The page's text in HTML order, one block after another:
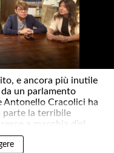
e ancora più inutile
da un parlamento
Antonello Cracolici ha
parte la terribile
a macchia d’ol..